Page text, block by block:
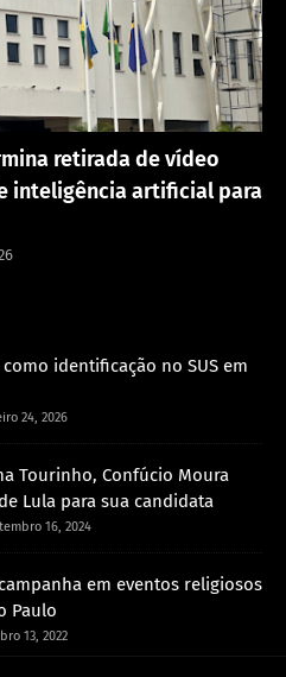
retirada de vídeo
inteligência artificial para
identificação no SUS em
24, 2026
Tourinho, Confúcio Moura
Lula para sua candidata
16, 2024
em eventos religiosos
Paulo
13, 2022